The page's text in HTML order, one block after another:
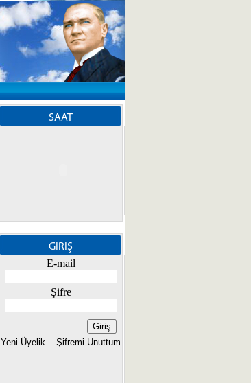
SAAT
GIRIŞ
E-mail
Şifre
Yeni Üyelik Şifremi Unuttum